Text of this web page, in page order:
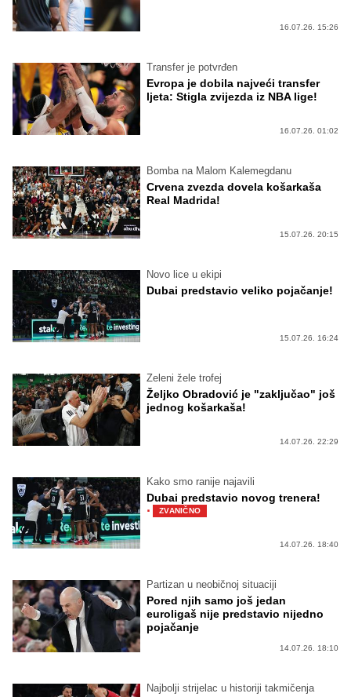
16.07.26. 15:26
Transfer je potvrđen
Evropa je dobila najveći transfer
ljeta: Stigla zvijezda iz NBA lige!
16.07.26. 01:02
Bomba na Malom Kalemegdanu
Crvena zvezda dovela košarkaša
Real Madrida!
15.07.26. 20:15
Novo lice u ekipi
Dubai predstavio veliko pojačanje!
15.07.26. 16:24
Zeleni žele trofej
Željko Obradović je "zaključao" još
jednog košarkaša!
14.07.26. 22:29
Kako smo ranije najavili
Dubai predstavio novog trenera!
· ZVANIČNO
14.07.26. 18:40
Partizan u neobičnoj situaciji
Pored njih samo još jedan
euroligaš nije predstavio nijedno
pojačanje
14.07.26. 18:10
Najbolji strijelac u historiji takmičenja